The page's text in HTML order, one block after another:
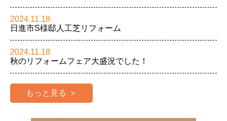
2024.11.18
日進市S様邸人工芝リフォーム
2024.11.18
秋のリフォームフェア大盛況でした！
もっと見る